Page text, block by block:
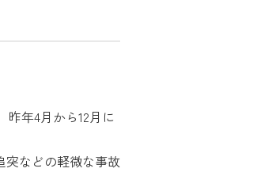
年4月から12月に
突などの軽微な事故